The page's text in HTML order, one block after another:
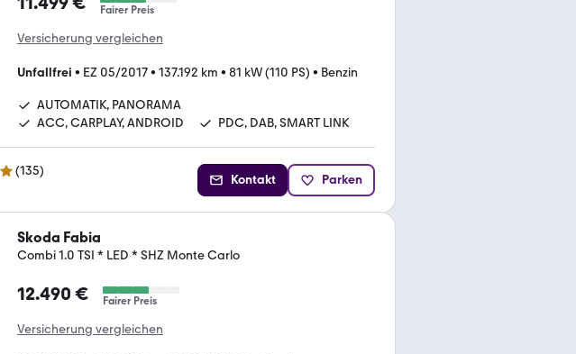
Fairer Preis
Versicherung vergleichen
Unfallfrei • EZ 05/2017• 137.192 km • 81 kW (110 PS) • Benzin
AUTOMATIK, PANORAMA
ACC, CARPLAY, ANDROID
PDC, DAB, SMART LINK
(135)
Kontakt Parken
Skoda Fabia
Combi 1.0 TSI * LED * SHZ Monte Carlo
12.490 € Fairer Preis
Versicherung vergleichen